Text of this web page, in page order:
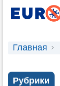
Главная
Рубрики